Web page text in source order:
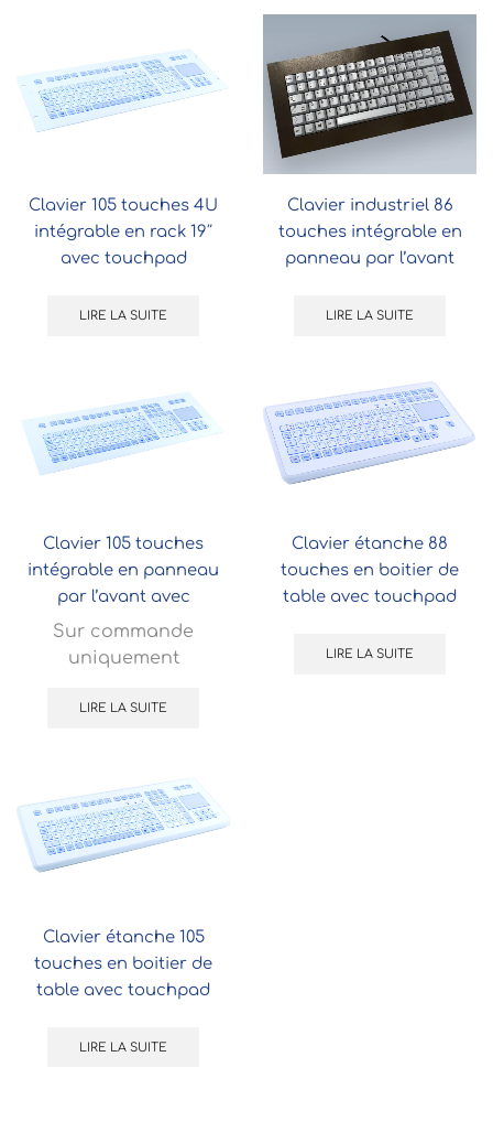
Clavier 105 touches 4U
intégrable en rack 19″
avec touchpad
LIRE LA SUITE
Clavier industriel 86
touches intégrable en
panneau par l’avant
LIRE LA SUITE
Clavier 105 touches
intégrable en panneau
par l’avant avec
touchpad
Sur commande
uniquement
LIRE LA SUITE
Clavier étanche 88
touches en boitier de
table avec touchpad
LIRE LA SUITE
Clavier étanche 105
touches en boitier de
table avec touchpad
LIRE LA SUITE